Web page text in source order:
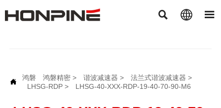
  

鸿磐 鸿磐精密> 谐波减速器 > 法兰式谐波减速器 >
LHSG-RDP> LHSG-40-XXX-RDP-19-40-70-90-M6